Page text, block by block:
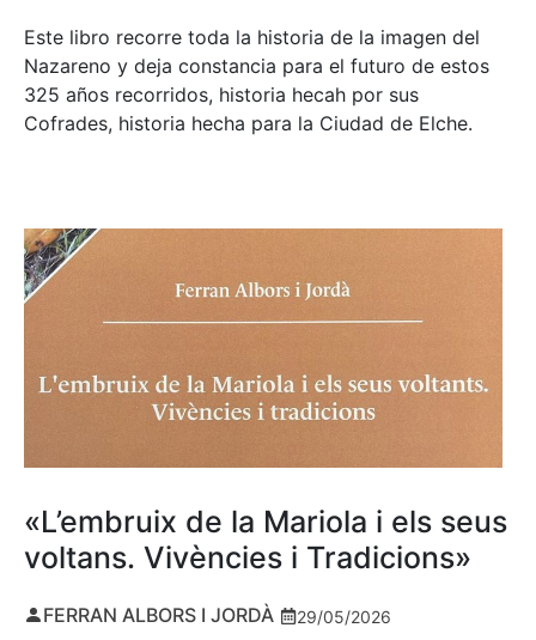
Este libro recorre toda la historia de la imagen del
Nazareno y deja constancia para el futuro de estos
325 años recorridos, historia hecah por sus
Cofrades, historia hecha para la Ciudad de Elche.
«L’embruix de la Mariola i els seus
voltans. Vivències i Tradicions»
FERRAN ALBORS I JORDÀ 29/05/2026